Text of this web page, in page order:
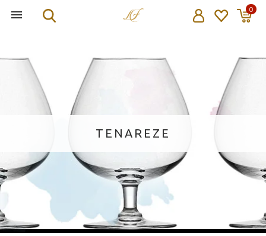
0
TENAREZE